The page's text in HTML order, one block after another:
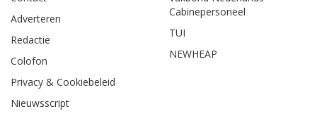
Adverteren
Redactie
Colofon
Privacy & Cookiebeleid
Nieuwsscript
Cabinepersoneel
TUI
NEWHEAP